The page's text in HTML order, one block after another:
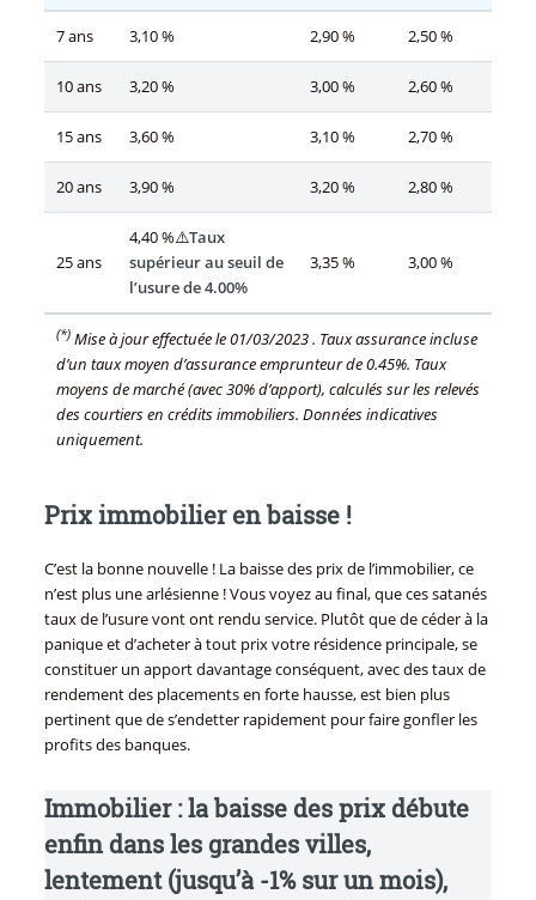
7 ans 3,10 % 2,90 % 2,50 %
10 ans 3,20 % 3,00 % 2,60 %
15 ans 3,60 % 3,10 % 2,70 %
20 ans 3,90 % 3,20 % 2,80 %
25 ans
4,40 %⚠️Taux
supérieur au seuil de
l’usure de 4.00%
3,35 % 3,00 %
(*)Mise à jour effectuée le01/03/2023. Taux assurance incluse
d’un taux moyen d’assurance emprunteur de 0.45%. Taux
moyens de marché (avec 30% d’apport), calculés sur les relevés
des courtiers en crédits immobiliers. Données indicatives
uniquement.
Prix immobilier en baisse !
C’est la bonne nouvelle ! La baisse des prix de l’immobilier, ce
n’est plus une arlésienne ! Vous voyez au final, que ces satanés
taux de l’usure vont ont rendu service. Plutôt que de céder à la
panique et d’acheter à tout prix votre résidence principale, se
constituer un apport davantage conséquent, avec des taux de
rendement des placements en forte hausse, est bien plus
pertinent que de s’endetter rapidement pour faire gonfler les
profits des banques.
Immobilier : la baisse des prix débute
enfin dans les grandes villes,
lentement (jusqu’à -1% sur un mois),